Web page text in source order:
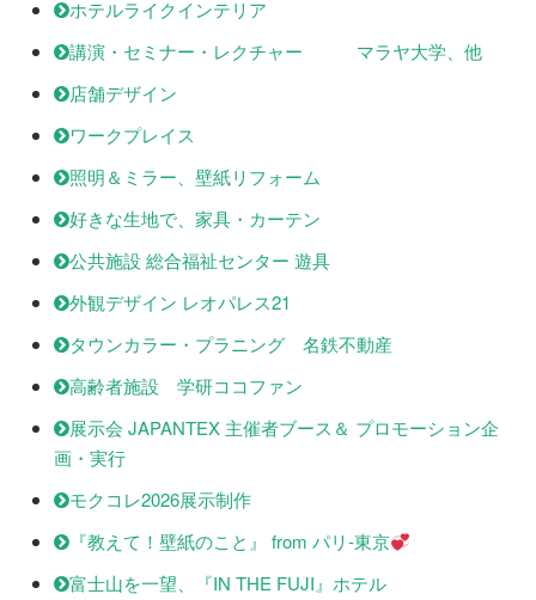
ホテルライクインテリア
講演・セミナー・レクチャー マラヤ大学、他
店舗デザイン
ワークプレイス
照明＆ミラー、壁紙リフォーム
好きな生地で、家具・カーテン
公共施設 総合福祉センター 遊具
外観デザイン レオパレス21
タウンカラー・プラニング 名鉄不動産
高齢者施設 学研ココファン
展示会 JAPANTEX 主催者ブース＆ プロモーション企
画・実行
モクコレ2026展示制作
『教えて！壁紙のこと』 from パリ-東京
富士山を一望、『IN THE FUJI』ホテル